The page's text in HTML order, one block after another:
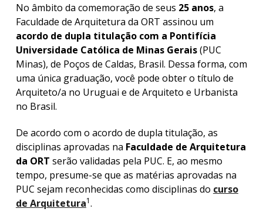
No âmbito da comemoração de seus 25 anos, a
Faculdade de Arquitetura da ORT assinou um
acordo de dupla titulação com a Pontifícia
Universidade Católica de Minas Gerais(PUC
Minas), de Poços de Caldas, Brasil. Dessa forma, com
uma única graduação, você pode obter o título de
Arquiteto/a no Uruguai e de Arquiteto e Urbanista
no Brasil.
De acordo com o acordo de dupla titulação, as
disciplinas aprovadas na Faculdade de Arquitetura
da ORT serão validadas pela PUC. E, ao mesmo
tempo, presume-se que as matérias aprovadas na
PUC sejam reconhecidas como disciplinas do curso
de Arquitetura1.